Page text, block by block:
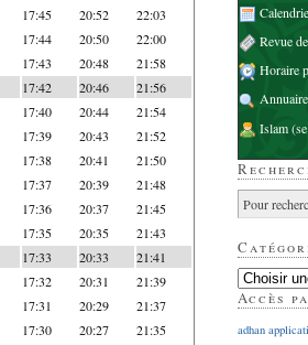
17:45 20:52 22:03
17:44 20:50 22:00
17:43 20:48 21:58
17:42 20:46 21:56
17:40 20:44 21:54
17:39 20:43 21:52
17:38 20:41 21:50
17:37 20:39 21:48
17:36 20:37 21:45
17:35 20:35 21:43
17:33 20:33 21:41
17:32 20:31 21:39
17:31 20:29 21:37
17:30 20:27 21:35
Revue
Horaire
Islam
Accès
adhan